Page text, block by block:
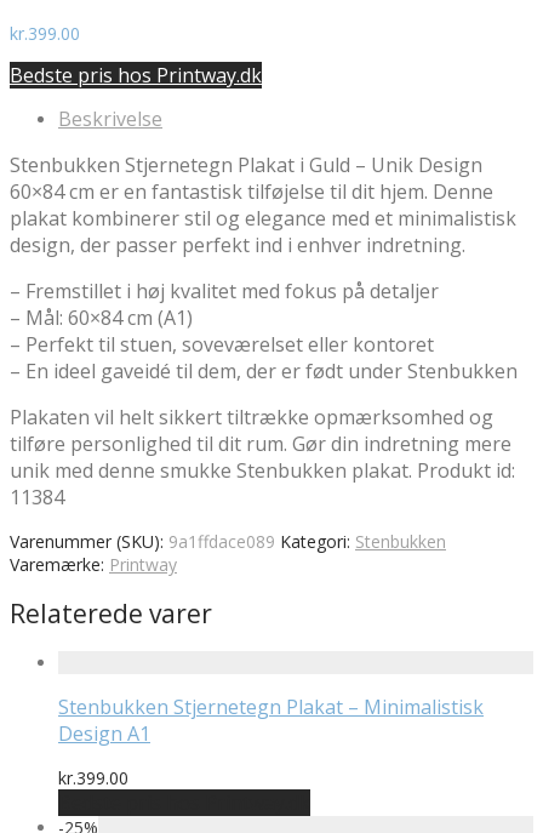
kr.399.00
Bedste pris hos Printway.dk
Beskrivelse
Stenbukken Stjernetegn Plakat i Guld – Unik Design
60×84 cm er en fantastisk tilføjelse til dit hjem. Denne
plakat kombinerer stil og elegance med et minimalistisk
design, der passer perfekt ind i enhver indretning.
– Fremstillet i høj kvalitet med fokus på detaljer
– Mål: 60×84 cm (A1)
– Perfekt til stuen, soveværelset eller kontoret
– En ideel gaveidé til dem, der er født under Stenbukken
Plakaten vil helt sikkert tiltrække opmærksomhed og
tilføre personlighed til dit rum. Gør din indretning mere
unik med denne smukke Stenbukken plakat. Produkt id:
11384
Varenummer (SKU): 9a1ffdace089 Kategori: Stenbukken
Varemærke: Printway
Relaterede varer
Stenbukken Stjernetegn Plakat – Minimalistisk
Design A1
kr.399.00
-25%